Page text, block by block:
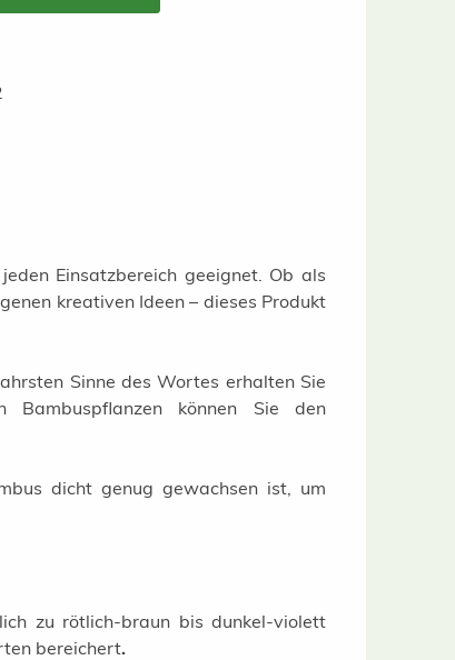
Einsatzbereich geeignet. Ob als
kreativen Ideen – dieses Produkt
Sinne des Wortes erhalten Sie
können Sie den
dicht genug gewachsen ist, um
zu rötlich-braun bis dunkel-violett
bereichert.